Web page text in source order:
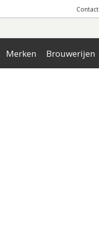
Contact
Merken Brouwerijen